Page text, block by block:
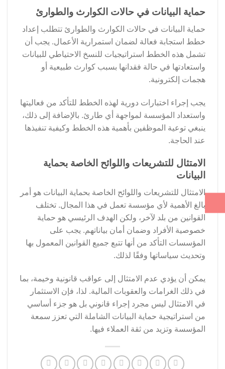
حماية البيانات في حالات الكوارث والطوارئ
حماية البيانات في حالات الكوارث والطوارئ تتطلب إعداد
خطط استجابة فعالة لضمان استمرارية الأعمال. يجب أن
تشمل هذه الخطط استراتيجيات للنسخ الاحتياطي للبيانات
واستعادتها في حالة فقدانها بسبب كوارث طبيعية أو
هجمات إلكترونية.
يجب إجراء اختبارات دورية لهذه الخطط للتأكد من فعاليتها
واستعداد المؤسسة لمواجهة أي طارئ. بالإضافة إلى ذلك،
ينبغي توعية الموظفين بأهمية هذه الخطط وكيفية تنفيذها
عند الحاجة.
الامتثال للتشريعات واللوائح الخاصة بحماية
البيانات
الامتثال للتشريعات واللوائح الخاصة بحماية البيانات هو أمر
بالغ الأهمية لأي مؤسسة تعمل في هذا المجال. تختلف
القوانين من بلد لآخر، ولكن الهدف الرئيسي هو حماية
خصوصية الأفراد وضمان أمان بياناتهم. يجب على
المؤسسات التأكد من أنها تتبع جميع القوانين المعمول بها
وتحديث سياساتها وفقًا لذلك.
يمكن أن يؤدي عدم الامتثال إلى عواقب قانونية وخيمة، بما
في ذلك الغرامات والعقوبات المالية. لذا، فإن الاستثمار
في الامتثال ليس مجرد إجراء قانوني بل هو جزء أساسي
من استراتيجية حماية البيانات الشاملة التي تعزز سمعة
المؤسسة وتزيد من ثقة العملاء فيها.